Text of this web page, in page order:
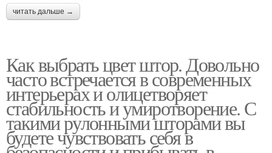
читать дальше →
Как выбрать цвет штор. Довольно
часто встречается в современных
интерьерах и олицетворяет
стабильность и умиротворение. С
такими рулонными шторами вы
будете чувствовать себя в